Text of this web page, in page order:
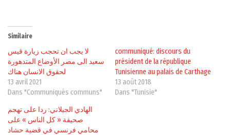
Similaire
لا يجب ان تحجب زيارة قيس
سعيد الى مصر الأوضاع المتدهورة
لحقوق الانسان هناك
13 avril 2021
Dans "Communiqués communs"
communiqué: discours du
président de la république
Tunisienne au palais de Carthage
13 août 2018
Dans "Tunisie"
الهادي الجيلاني: ردا على تهجم
صحيفة « كل الناس » على
محامي فرنسي في قضية حشاد